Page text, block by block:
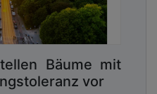
Bäume mit
vor